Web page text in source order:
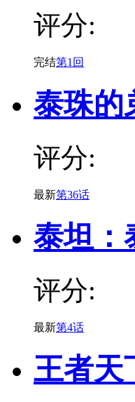
评分:
完结第1回
泰珠的
评分:
最新第36话
泰坦：
评分:
最新第4话
王者天